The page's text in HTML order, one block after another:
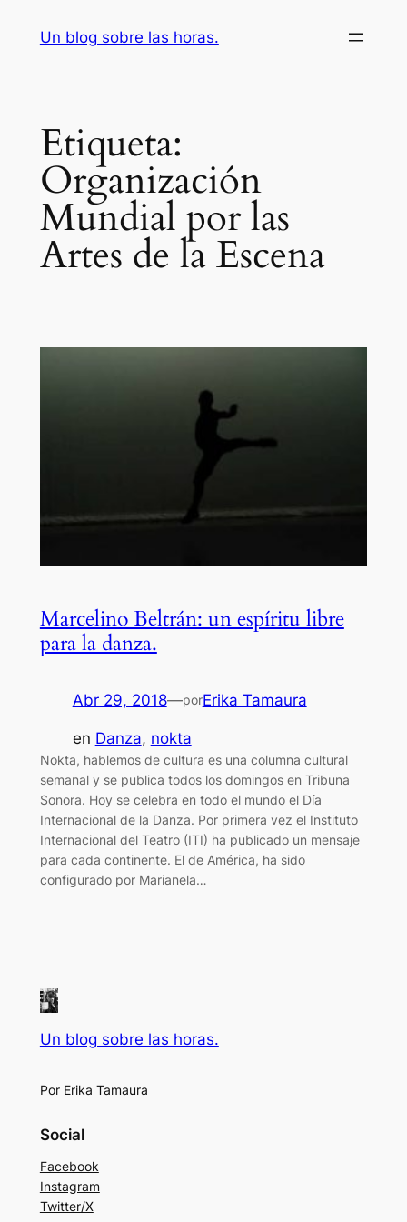
Un blog sobre las horas.
Etiqueta:
Organización
Mundial por las
Artes de la Escena
Marcelino Beltrán: un espíritu libre
para la danza.
Abr 29, 2018—porErika Tamaura
en Danza, nokta
Nokta, hablemos de cultura es una columna cultural
semanal y se publica todos los domingos en Tribuna
Sonora. Hoy se celebra en todo el mundo el Día
Internacional de la Danza. Por primera vez el Instituto
Internacional del Teatro (ITI) ha publicado un mensaje
para cada continente. El de América, ha sido
configurado por Marianela…
Un blog sobre las horas.
Por Erika Tamaura
Social
Facebook
Instagram
Twitter/X